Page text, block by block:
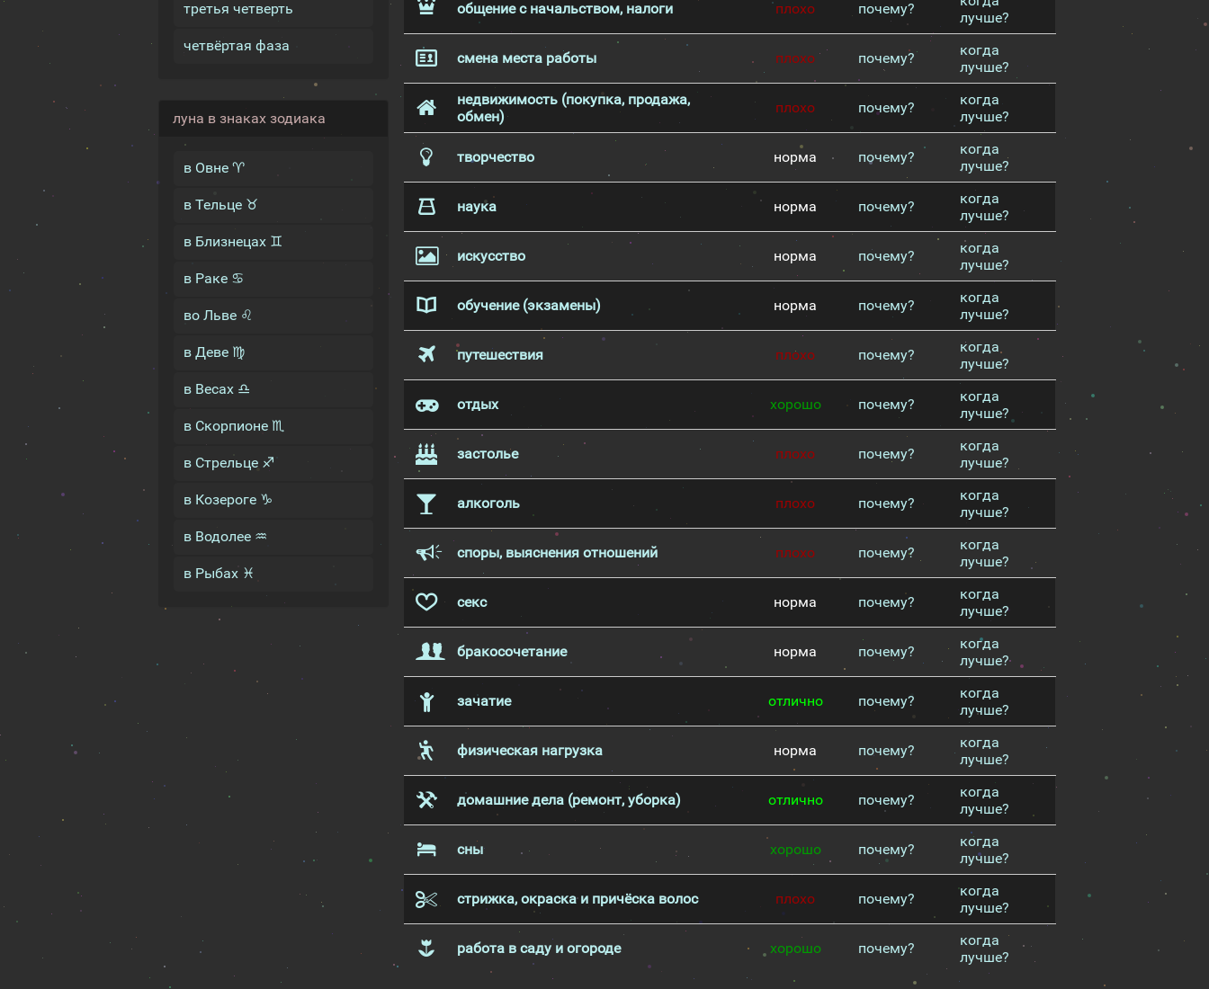
третья четверть
четвёртая фаза
луна в знаках зодиака
в Овне ♈
в Тельце ♉
в Близнецах ♊
в Раке ♋
во Льве ♌
в Деве ♍
в Весах ♎
в Скорпионе ♏
в Стрельце ♐
в Козероге ♑
в Водолее ♒
в Рыбах ♓
общение с начальством, налоги плохо почему?
лучше?
смена места работы плохо почему?
когда
лучше?
недвижимость (покупка, продажа,
обмен)
плохо почему?
когда
лучше?
творчество норма почему?
когда
лучше?
наука норма почему?
когда
лучше?
искусство норма почему?
когда
лучше?
обучение (экзамены) норма почему?
когда
лучше?
путешествия плохо почему?
когда
лучше?
отдых хорошо почему?
когда
лучше?
застолье плохо почему?
когда
лучше?
алкоголь плохо почему?
когда
лучше?
споры, выяснения отношений плохо почему?
когда
лучше?
секс норма почему?
когда
лучше?
бракосочетание норма почему?
когда
лучше?
зачатие отлично почему?
когда
лучше?
физическая нагрузка норма почему?
когда
лучше?
домашние дела (ремонт, уборка) отлично почему?
когда
лучше?
сны хорошо почему?
когда
лучше?
стрижка, окраска и причёска волос плохо почему?
когда
лучше?
работа в саду и огороде хорошо почему?
когда
лучше?